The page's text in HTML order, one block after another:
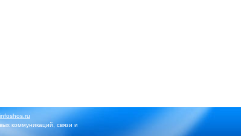
коммуникаций, связи и